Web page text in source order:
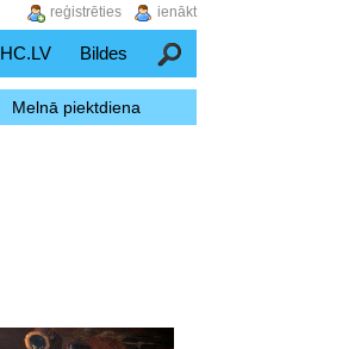
HC.LV Bildes Meklēšana
Melnā piektdiena
ienākt
reģistrēties